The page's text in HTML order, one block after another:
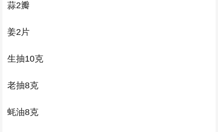
蒜2瓣
姜2片
生抽10克
老抽8克
蚝油8克